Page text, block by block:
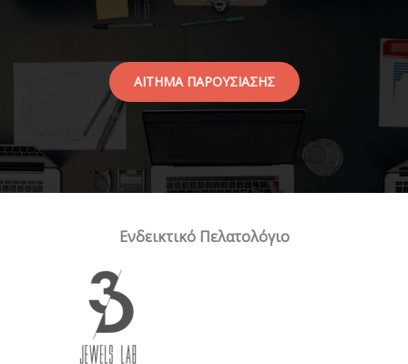
ΑΙΤΗΜΑ ΠΑΡΟΥΣΙΑΣΗΣ
Ενδεικτικό Πελατολόγιο